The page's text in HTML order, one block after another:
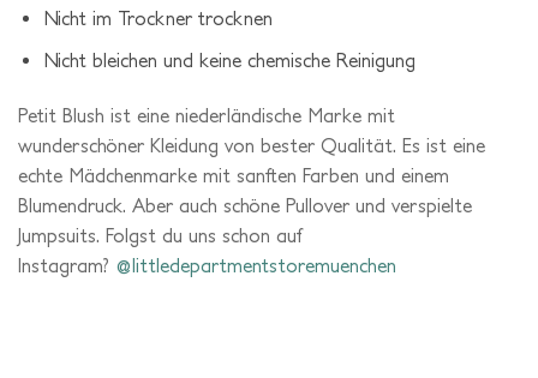
Nicht im Trockner trocknen
Nicht bleichen und keine chemische Reinigung
Petit Blush ist eine niederländische Marke mit
wunderschöner Kleidung von bester Qualität. Es ist eine
echte Mädchenmarke mit sanften Farben und einem
Blumendruck. Aber auch schöne Pullover und verspielte
Jumpsuits. Folgst du uns schon auf
Instagram? @littledepartmentstoremuenchen